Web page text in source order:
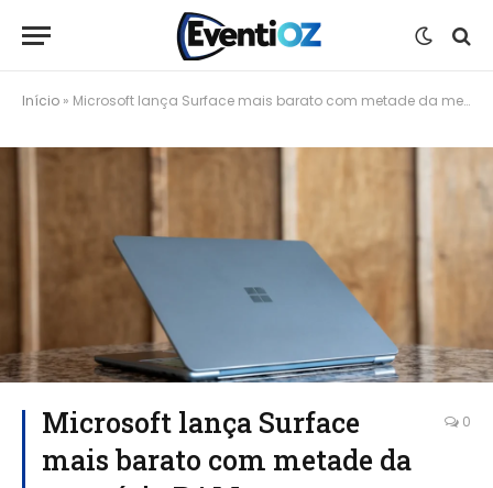
Início » Microsoft lança Surface mais barato com metade da memória RAM
Microsoft lança Surface
mais barato com metade da
0